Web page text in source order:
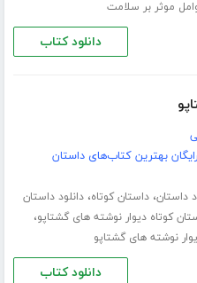
موثر بر سلامت
دانلود کتاب
رایگان بهترین کتاب‌های داستان
داستان،داستان کوتاه،دانلود داستان
کوتاه دیوار نوشته های گشتاپو،
نوشته های گشتاپو
دانلود کتاب